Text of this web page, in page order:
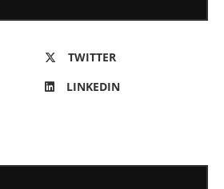
TWITTER
LINKEDIN